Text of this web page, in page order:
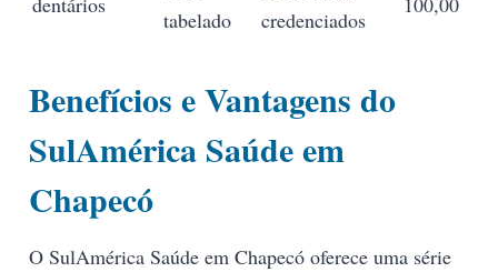
tabelado
credenciados
Benefícios e Vantagens do
SulAmérica Saúde em
Chapecó
O SulAmérica Saúde em Chapecó oferece uma série